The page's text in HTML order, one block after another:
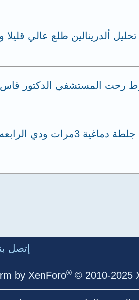
الكظرية حجمه 11 مم عملت تحليل
رحت المستشفي الدكتور
والدتي سنها 63 سنه وعندها
إتصل
by XenForo® © 2010-2025